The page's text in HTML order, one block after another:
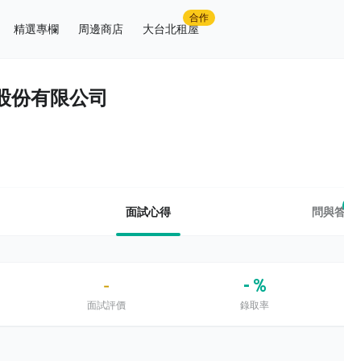
精選專欄 周邊商店 大台北租屋
合作
份有限公司
面試心得 問與
-
面試評價
- %
錄取率